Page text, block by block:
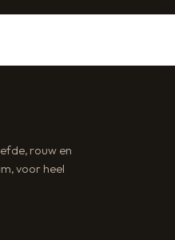
rouw en
voor heel